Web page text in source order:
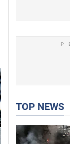
TOP NEWS